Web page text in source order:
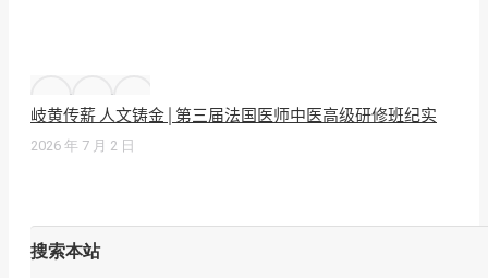
岐黄传薪 人文铸金 | 第三届法国医师中医高级研修班纪实
2026 年 7 月 2 日
搜索本站